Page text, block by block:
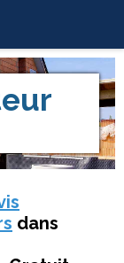
dans